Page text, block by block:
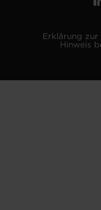
Erklärung
Hinweis